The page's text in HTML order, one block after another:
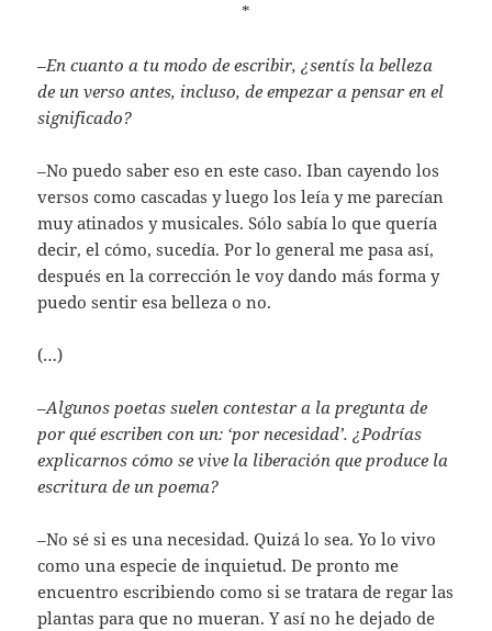
*
–En cuanto a tu modo de escribir, ¿sentís la belleza
de un verso antes, incluso, de empezar a pensar en el
significado?
–No puedo saber eso en este caso. Iban cayendo los
versos como cascadas y luego los leía y me parecían
muy atinados y musicales. Sólo sabía lo que quería
decir, el cómo, sucedía. Por lo general me pasa así,
después en la corrección le voy dando más forma y
puedo sentir esa belleza o no.
(…)
–Algunos poetas suelen contestar a la pregunta de
por qué escriben con un: ‘por necesidad’. ¿Podrías
explicarnos cómo se vive la liberación que produce la
escritura de un poema?
–No sé si es una necesidad. Quizá lo sea. Yo lo vivo
como una especie de inquietud. De pronto me
encuentro escribiendo como si se tratara de regar las
plantas para que no mueran. Y así no he dejado de